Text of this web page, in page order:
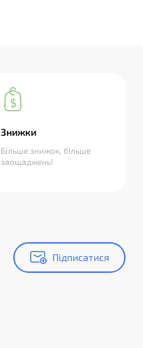
Знижки
Більше знижок, більше
заощаджень!
Підписатися
Підписатися